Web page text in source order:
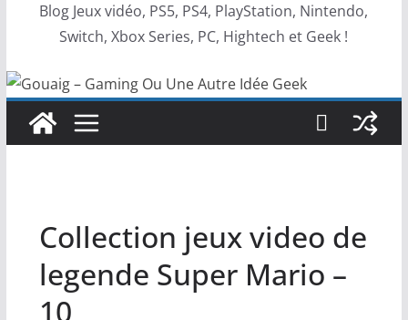
Blog Jeux vidéo, PS5, PS4, PlayStation, Nintendo,
Switch, Xbox Series, PC, Hightech et Geek !
Collection jeux video de
legende Super Mario –
10